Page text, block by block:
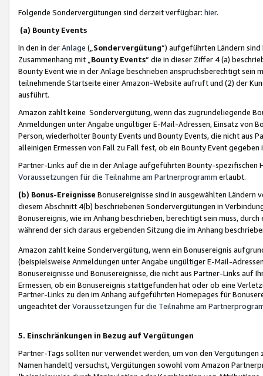
Folgende Sondervergütungen sind derzeit verfügbar: hier.
(a) Bounty Events
In den in derAnlage („ Sondervergütung“) aufgeführten Ländern
Zusammenhang mit „ Bounty Events“ die in dieser Ziffer 4 (a)
Bounty Event wie in der Anlage beschrieben anspruchsberechtigt sein
teilnehmende Startseite einer Amazon-Website aufruft und (2) der
ausführt.
Amazon zahlt keine Sondervergütung, wenn das zugrundeliegende
Anmeldungen unter Angabe ungültiger E-Mail-Adressen, Einsatz von
Person, wiederholter Bounty Events und Bounty Events, die nicht
alleinigen Ermessen von Fall zu Fall fest, ob ein Bounty Event
Partner-Links auf die in der Anlage aufgeführten Bounty-spezifischen
Voraussetzungen für die Teilnahme am Partnerprogramm erlaubt.
(b) Bonus-Ereignisse Bonusereignisse sind in ausgewählten Ländern
diesem Abschnitt 4(b) beschriebenen Sondervergütungen in
Bonusereignis, wie im Anhang beschrieben, berechtigt sein muss,
während der sich daraus ergebenden Sitzung die im Anhang
Amazon zahlt keine Sondervergütung, wenn ein Bonusereignis
(beispielsweise Anmeldungen unter Angabe ungültiger E-Mail-
Bonusereignisse und Bonusereignisse, die nicht aus Partner-Links auf
Ermessen, ob ein Bonusereignis stattgefunden hat oder ob eine
Partner-Links zu den im Anhang aufgeführten Homepages für
ungeachtet derVoraussetzungen für die Teilnahme am
5. Einschränkungen in Bezug auf Vergütungen
Partner-Tags sollten nur verwendet werden, um von den
Namen handelt) versuchst, Vergütungen sowohl vom Amazon